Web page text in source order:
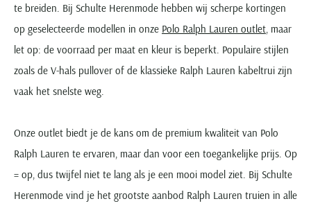
te breiden. Bij Schulte Herenmode hebben wij scherpe kortingen
op geselecteerde modellen in onze Polo Ralph Lauren outlet , maar
let op: de voorraad per maat en kleur is beperkt. Populaire stijlen
zoals de V-hals pullover of de klassieke Ralph Lauren kabeltrui zijn
vaak het snelste weg.
Onze outlet biedt je de kans om de premium kwaliteit van Polo
Ralph Lauren te ervaren, maar dan voor een toegankelijke prijs. Op
= op, dus twijfel niet te lang als je een mooi model ziet. Bij Schulte
Herenmode vind je het grootste aanbod Ralph Lauren truien in alle